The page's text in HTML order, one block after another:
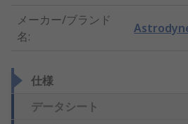
メーカー/ブランド
名:
仕様
データシート